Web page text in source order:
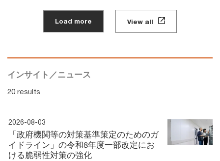
Load more View all
インサイト／ニュース
20 results
2026-08-03
「政府機関等の対策基準策定のためのガ
イドライン」の令和8年度一部改定にお
ける脆弱性対策の強化